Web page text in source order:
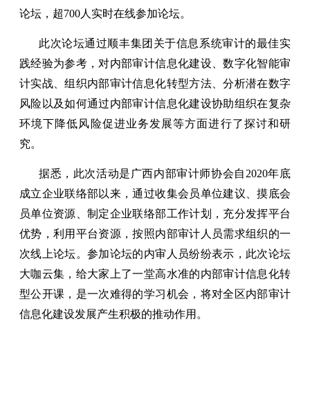
论坛，超700人实时在线参加论坛。
此次论坛通过顺丰集团关于信息系统审计的最佳实
践经验为参考，对内部审计信息化建设、数字化智能审
计实战、组织内部审计信息化转型方法、分析潜在数字
风险以及如何通过内部审计信息化建设协助组织在复杂
环境下降低风险促进业务发展等方面进行了探讨和研
究。
据悉，此次活动是广西内部审计师协会自2020年底
成立企业联络部以来，通过收集会员单位建议、摸底会
员单位资源、制定企业联络部工作计划，充分发挥平台
优势，利用平台资源，按照内部审计人员需求组织的一
次线上论坛。参加论坛的内审人员纷纷表示，此次论坛
大咖云集，给大家上了一堂高水准的内部审计信息化转
型公开课，是一次难得的学习机会，将对全区内部审计
信息化建设发展产生积极的推动作用。